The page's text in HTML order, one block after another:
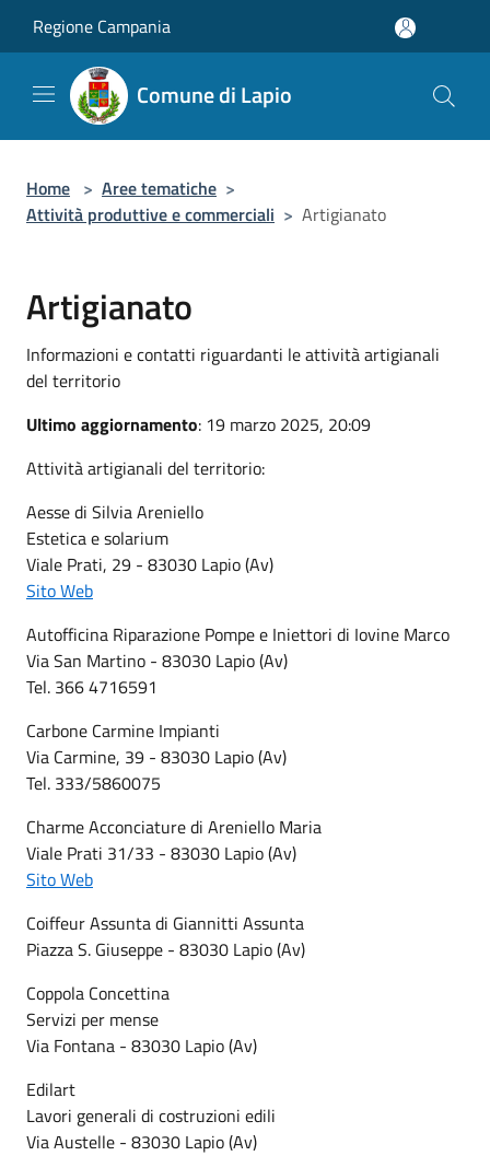
Regione Campania
Comune di Lapio
Home > Aree tematiche >
Attività produttive e commerciali > Artigianato
Artigianato
Informazioni e contatti riguardanti le attività artigianali
del territorio
Ultimo aggiornamento: 19 marzo 2025, 20:09
Attività artigianali del territorio:
Aesse di Silvia Areniello
Estetica e solarium
Viale Prati, 29 - 83030 Lapio (Av)
Sito Web
Autofficina Riparazione Pompe e Iniettori di Iovine Marco
Via San Martino - 83030 Lapio (Av)
Tel. 366 4716591
Carbone Carmine Impianti
Via Carmine, 39 - 83030 Lapio (Av)
Tel. 333/5860075
Charme Acconciature di Areniello Maria
Viale Prati 31/33 - 83030 Lapio (Av)
Sito Web
Coiffeur Assunta di Giannitti Assunta
Piazza S. Giuseppe - 83030 Lapio (Av)
Coppola Concettina
Servizi per mense
Via Fontana - 83030 Lapio (Av)
Edilart
Lavori generali di costruzioni edili
Via Austelle - 83030 Lapio (Av)